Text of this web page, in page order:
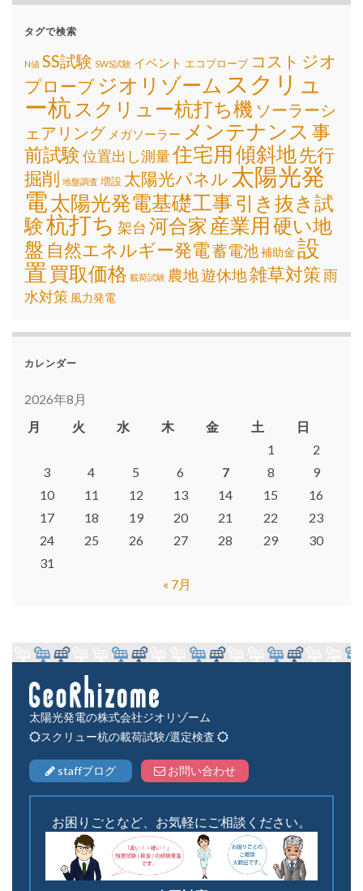
タグで検索
N値 SS試験 SWS試験 イベント エコプローブ コスト ジオ
プローブ ジオリゾーム スクリュ
ー杭 スクリュー杭打ち機 ソーラーシ
ェアリング メガソーラー メンテナンス 事
前試験位置出し測量住宅用傾斜地先行
掘削 地盤調査 増設 太陽光パネル 太陽光発
電太陽光発電基礎工事 引き抜き試
験杭打ち 架台 河合家 産業用硬い地
盤 自然エネルギー発電蓄電池補助金 設
置 買取価格 載荷試験 農地遊休地雑草対策雨
水対策 風力発電
カレンダー
2026年8月
月
火 水 木 金 土
日
1
2
3
4 5 6 7 8
9
10
11 12 13 14 15
16
17
18 19 20 21 22
23
24
25 26 27 28 29
30
31
« 7月
太陽光発電の株式会社ジオリゾーム
スクリュー杭の載荷試験/選定検査
staffブログ お問い合わせ
お困りごとなど、お気軽にご相談ください。